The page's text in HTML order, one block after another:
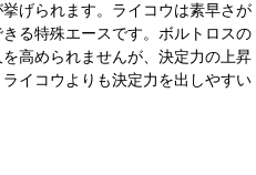
げられます。ライコウは素早さが
る特殊エースです。ボルトロスの
高められませんが、決定力の上昇
イコウよりも決定力を出しやすい